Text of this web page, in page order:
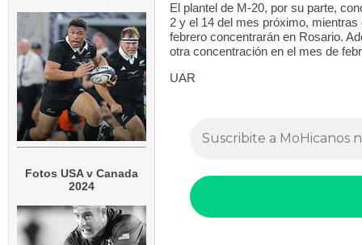
Fotos USA v Canada
2024
El plantel de M-20, por su parte,
2 y el 14 del mes próximo,
febrero concentrarán en Rosario.
otra concentración en el mes de
UAR